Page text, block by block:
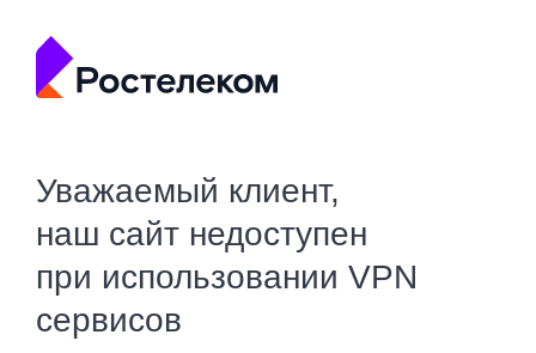
Уважаемый клиент,
наш сайт недоступен
при использовании VPN
сервисов